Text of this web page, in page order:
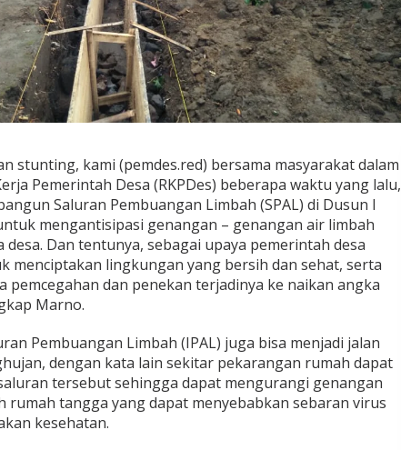
stunting, kami (pemdes.red) bersama masyarakat dalam
Pemerintah Desa (RKPDes) beberapa waktu yang lalu,
Saluran Pembuangan Limbah (SPAL) di Dusun I
mengantisipasi genangan – genangan air limbah
Dan tentunya, sebagai upaya pemerintah desa
menciptakan lingkungan yang bersih dan sehat, serta
pemcegahan dan penekan terjadinya ke naikan angka
Marno.
Pembuangan Limbah (IPAL) juga bisa menjadi jalan
dengan kata lain sekitar pekarangan rumah dapat
tersebut sehingga dapat mengurangi genangan
rumah tangga yang dapat menyebabkan sebaran virus
kesehatan.